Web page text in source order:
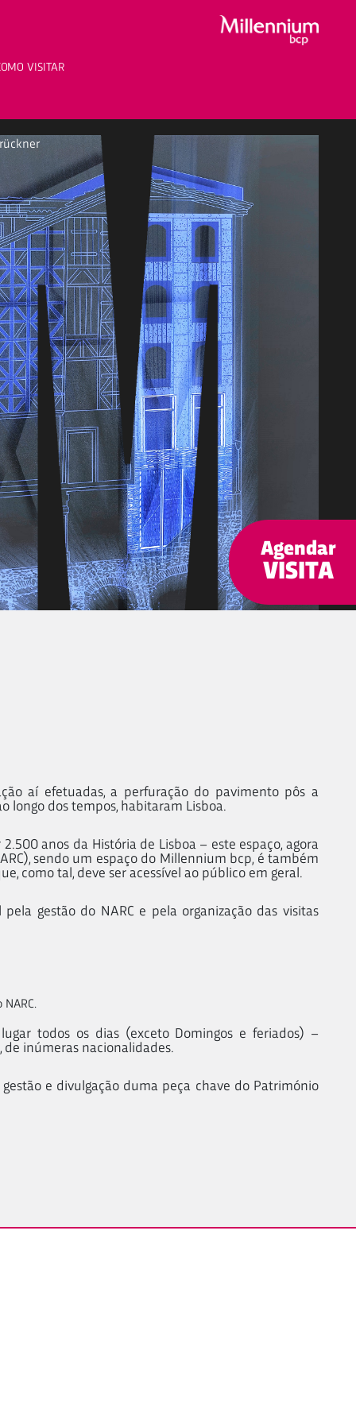
VISITAR
Agendar
VISITA
aí efetuadas, a perfuração do pavimento pôs a
longo dos tempos, habitaram Lisboa.
anos da História de Lisboa – este espaço, agora
sendo um espaço do Millennium bcp, é também
como tal, deve ser acessível ao público em geral.
gestão do NARC e pela organização das visitas
todos os dias (exceto Domingos e feriados) –
de inúmeras nacionalidades.
e divulgação duma peça chave do Património